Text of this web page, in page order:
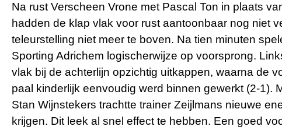
Na rust Verscheen Vrone met Pascal Ton in plaats
hadden de klap vlak voor rust aantoonbaar nog niet
teleurstelling niet meer te boven. Na tien minuten
Sporting Adrichem logischerwijze op voorsprong.
vlak bij de achterlijn opzichtig uitkappen, waarna de
paal kinderlijk eenvoudig werd binnen gewerkt (2-1).
Stan Wijnstekers trachtte trainer Zeijlmans nieuwe
krijgen. Dit leek al snel effect te hebben. Een goed